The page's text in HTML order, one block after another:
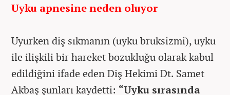
Uyku apnesine neden oluyor
Uyurken diş sıkmanın (uyku bruksizmi), uyku
ile ilişkili bir hareket bozukluğu olarak kabul
edildiğini ifade eden Diş Hekimi Dt. Samet
Akbaş şunları kaydetti: “Uyku sırasında